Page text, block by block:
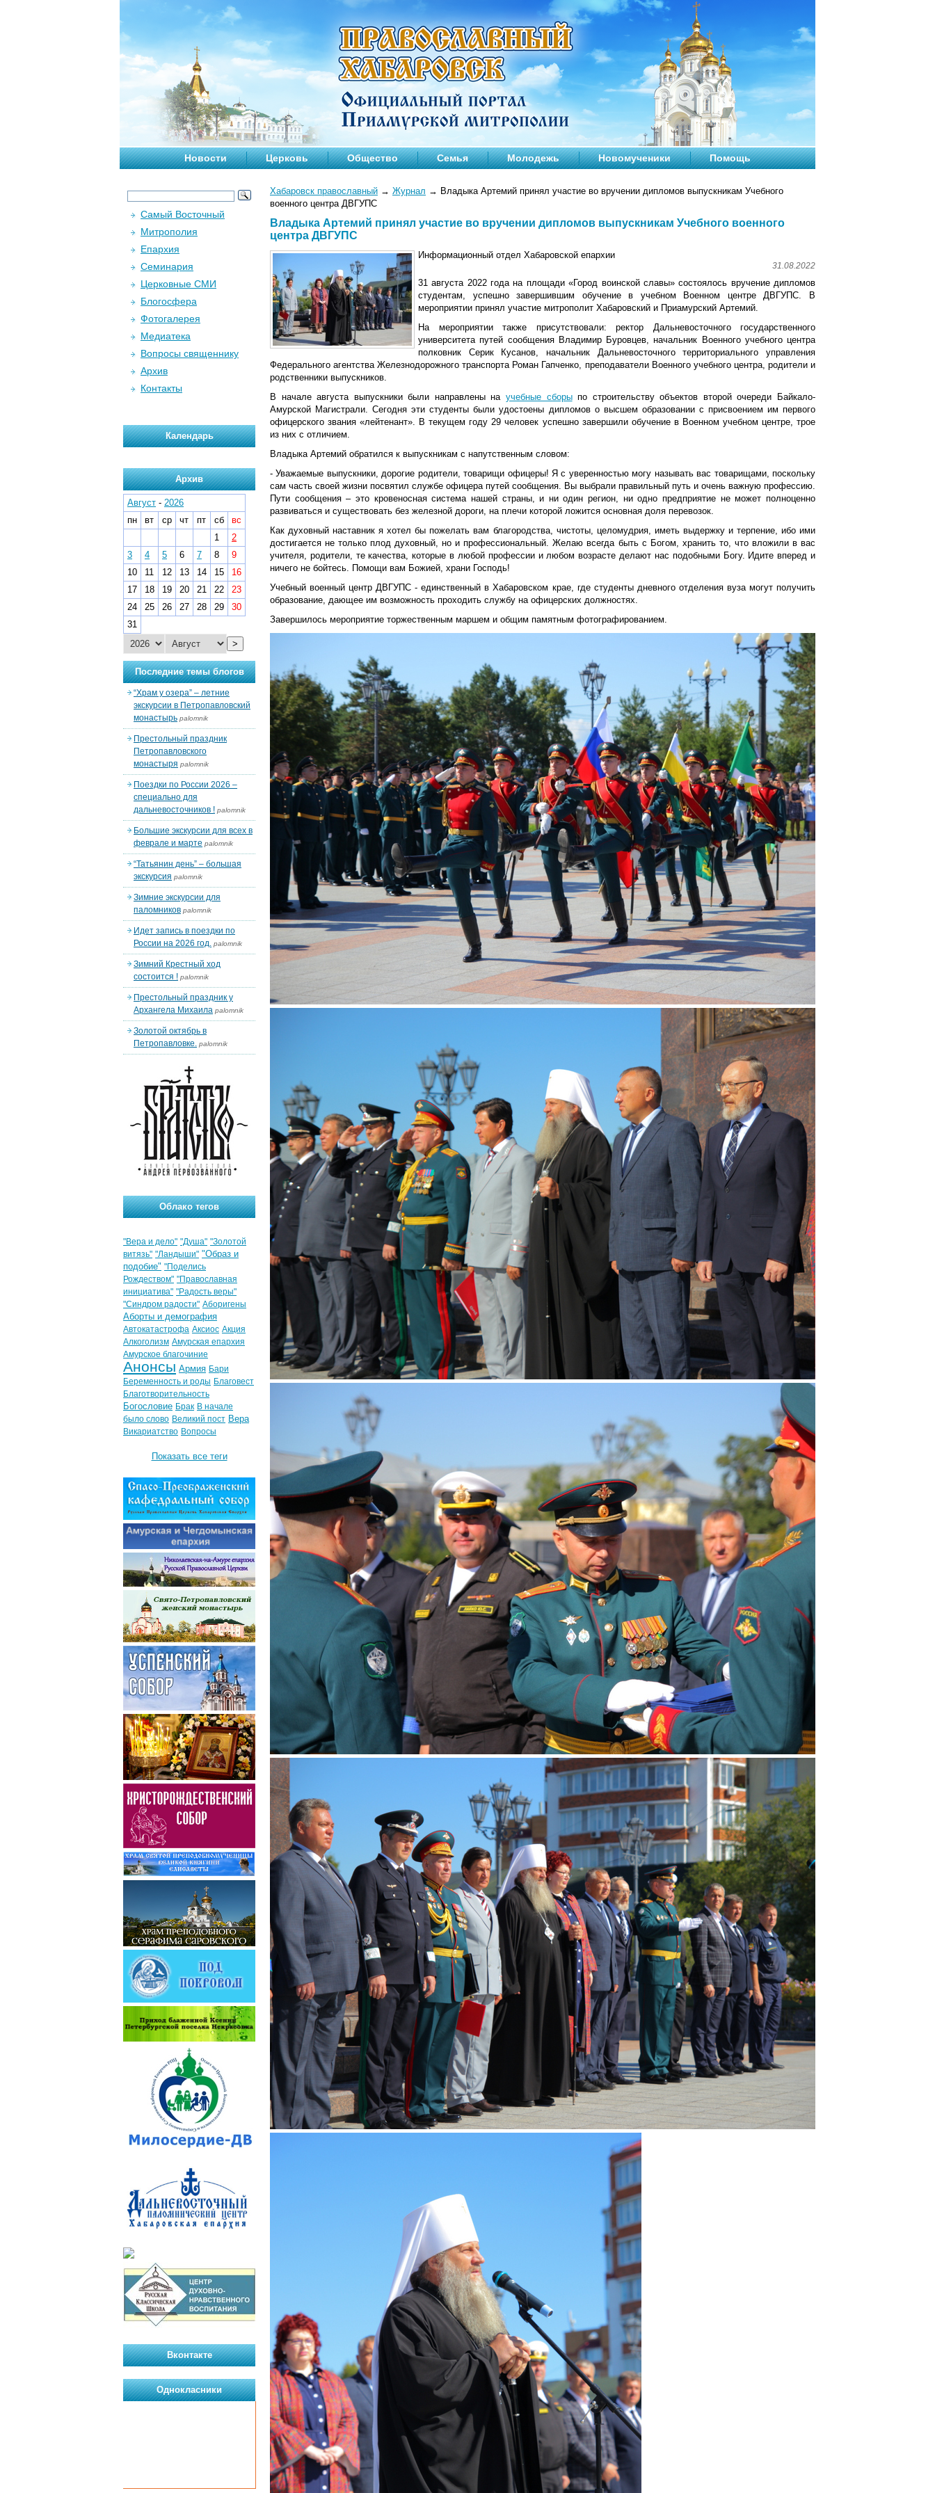
Новости Церковь Общество Семья Молодежь Новомученики Помощь
Хабаровск православный → Журнал → Владыка Артемий принял участие во вручении дипломов выпускникам Учебного
военного центра ДВГУПС
Владыка Артемий принял участие во вручении дипломов выпускникам Учебного военного
центра ДВГУПС
Информационный отдел Хабаровской епархии
31.08.2022
31 августа 2022 года на площади «Город воинской славы» состоялось вручение дипломов
студентам, успешно завершившим обучение в учебном Военном центре ДВГУПС. В
мероприятии принял участие митрополит Хабаровский и Приамурский Артемий.
На мероприятии также присутствовали: ректор Дальневосточного государственного
университета путей сообщения Владимир Буровцев, начальник Военного учебного центра
полковник Серик Кусанов, начальник Дальневосточного территориального управления
Федерального агентства Железнодорожного транспорта Роман Гапченко, преподаватели Военного учебного центра, родители и
родственники выпускников.
В начале августа выпускники были направлены на учебные сборыпо строительству объектов второй очереди Байкало-
Амурской Магистрали. Сегодня эти студенты были удостоены дипломов о высшем образовании с присвоением им первого
офицерского звания «лейтенант». В текущем году 29 человек успешно завершили обучение в Военном учебном центре, трое
из них с отличием.
Владыка Артемий обратился к выпускникам с напутственным словом:
- Уважаемые выпускники, дорогие родители, товарищи офицеры! Я с уверенностью могу называть вас товарищами, поскольку
сам часть своей жизни посвятил службе офицера путей сообщения. Вы выбрали правильный путь и очень важную профессию.
Пути сообщения – это кровеносная система нашей страны, и ни один регион, ни одно предприятие не может полноценно
развиваться и существовать без железной дороги, на плечи которой ложится основная доля перевозок.
Как духовный наставник я хотел бы пожелать вам благородства, чистоты, целомудрия, иметь выдержку и терпение, ибо ими
достигается не только плод духовный, но и профессиональный. Желаю всегда быть с Богом, хранить то, что вложили в вас
учителя, родители, те качества, которые в любой профессии и любом возрасте делают нас подобными Богу. Идите вперед и
ничего не бойтесь. Помощи вам Божией, храни Господь!
Учебный военный центр ДВГУПС - единственный в Хабаровском крае, где студенты дневного отделения вуза могут получить
образование, дающее им возможность проходить службу на офицерских должностях.
Завершилось мероприятие торжественным маршем и общим памятным фотографированием.
Самый Восточный
Митрополия
Епархия
Семинария
Церковные СМИ
Блогосфера
Фотогалерея
Медиатека
Вопросы священнику
Архив
Контакты
Календарь
Архив
Август - 2026
пн
вт ср чт пт сб
вс
1
2
3
4 5 6 7 8
9
10
11 12 13 14 15
16
17
18 19 20 21 22
23
24
25 26 27 28 29
30
31
>
Последние темы блогов
“Храм у озера” – летние
экскурсии в Петропавловский
монастырь palomnik
Престольный праздник
Петропавловского
монастыря palomnik
Поездки по России 2026 –
специально для
дальневосточников ! palomnik
Большие экскурсии для всех в
феврале и марте palomnik
“Татьянин день” – большая
экскурсия palomnik
Зимние экскурсии для
паломников palomnik
Идет запись в поездки по
России на 2026 год. palomnik
Зимний Крестный ход
состоится ! palomnik
Престольный праздник у
Архангела Михаила palomnik
Золотой октябрь в
Петропавловке. palomnik
Облако тегов
"Вера и дело" "Душа" "Золотой
витязь" "Ландыши" "Образ и
подобие" "Поделись
Рождеством" "Православная
инициатива" "Радость веры"
"Синдром радости" Аборигены
Аборты и демография
Автокатастрофа Аксиос Акция
Алкоголизм Амурская епархия
Амурское благочиние
Анонсы Армия Бари
Беременность и роды Благовест
Благотворительность
Богословие Брак В начале
было слово Великий пост Вера
Викариатство Вопросы
Показать все теги
Вконтакте
Однокласники